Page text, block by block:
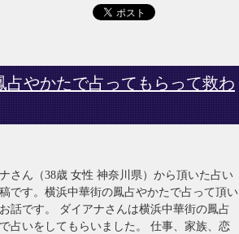
やかたで占ってもらって救わ
さん（38歳 女性 神奈川県）から頂いた占い
です。横浜中華街の鳳占やかたで占って頂い
話です。 ダイアナさんは横浜中華街の鳳占
占いをしてもらいました。 仕事、家族、恋